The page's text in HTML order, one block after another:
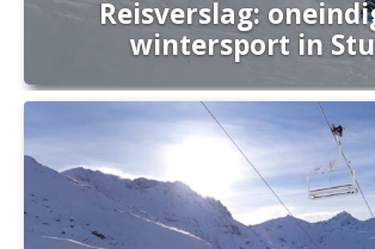
Reisverslag:
wintersport in